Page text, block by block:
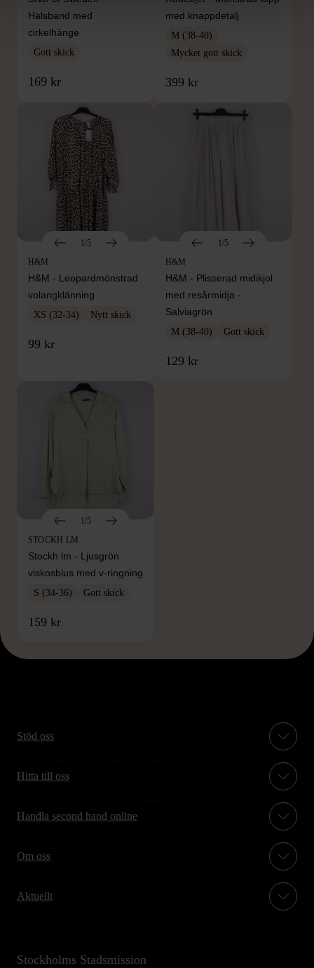
Halsband med
cirkelhänge
Gott skick
169 kr
med knappdetalj
M (38-40)
Mycket gott skick
399 kr
1/5
H&M
H&M - Leopardmönstrad
volangklänning
XS (32-34) Nytt skick
99 kr
1/5
H&M
H&M - Plisserad midikjol
med resårmidja -
Salviagrön
M (38-40) Gott skick
129 kr
1/5
STOCKH LM
Stockh lm - Ljusgrön
viskosblus med v-ringning
S (34-36) Gott skick
159 kr
Stöd oss
Hitta till oss
Handla second hand online
Om oss
Aktuellt
Stockholms Stadsmission